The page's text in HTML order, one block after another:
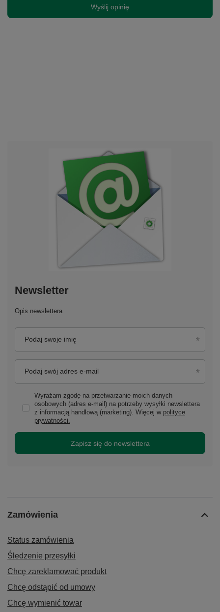
Wyślij opinię
Newsletter
Opis newslettera
Podaj swoje imię
Podaj swój adres e-mail
Wyrażam zgodę na przetwarzanie moich danych
osobowych (adres e-mail) na potrzeby wysyłki newslettera
z informacją handlową (marketing). Więcej w polityce
prywatności.
Zapisz się do newslettera
Zamówienia
Status zamówienia
Śledzenie przesyłki
Chcę zareklamować produkt
Chcę odstąpić od umowy
Chcę wymienić towar